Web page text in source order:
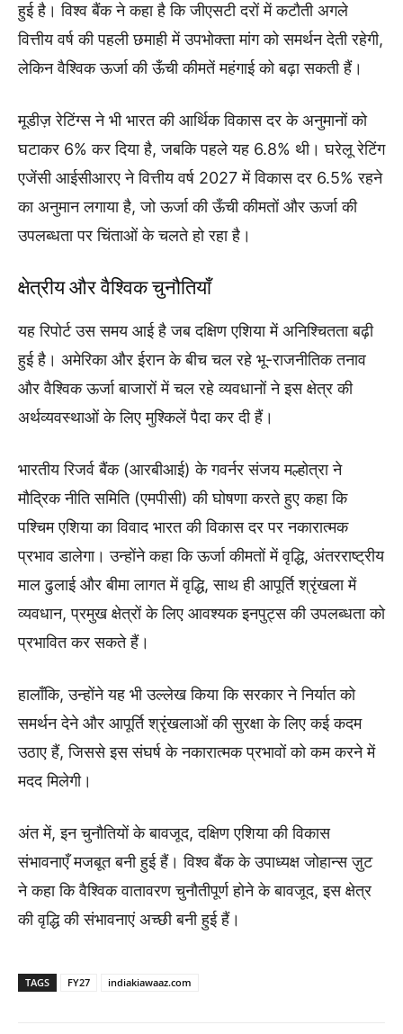
हुई है। विश्व बैंक ने कहा है कि जीएसटी दरों में कटौती अगले
वित्तीय वर्ष की पहली छमाही में उपभोक्ता मांग को समर्थन देती रहेगी,
लेकिन वैश्विक ऊर्जा की ऊँची कीमतें महंगाई को बढ़ा सकती हैं।
मूडीज़ रेटिंग्स ने भी भारत की आर्थिक विकास दर के अनुमानों को
घटाकर 6% कर दिया है, जबकि पहले यह 6.8% थी। घरेलू रेटिंग
एजेंसी आईसीआरए ने वित्तीय वर्ष 2027 में विकास दर 6.5% रहने
का अनुमान लगाया है, जो ऊर्जा की ऊँची कीमतों और ऊर्जा की
उपलब्धता पर चिंताओं के चलते हो रहा है।
क्षेत्रीय और वैश्विक चुनौतियाँ
यह रिपोर्ट उस समय आई है जब दक्षिण एशिया में अनिश्चितता बढ़ी
हुई है। अमेरिका और ईरान के बीच चल रहे भू-राजनीतिक तनाव
और वैश्विक ऊर्जा बाजारों में चल रहे व्यवधानों ने इस क्षेत्र की
अर्थव्यवस्थाओं के लिए मुश्किलें पैदा कर दी हैं।
भारतीय रिजर्व बैंक (आरबीआई) के गवर्नर संजय मल्होत्रा ने
मौद्रिक नीति समिति (एमपीसी) की घोषणा करते हुए कहा कि
पश्चिम एशिया का विवाद भारत की विकास दर पर नकारात्मक
प्रभाव डालेगा। उन्होंने कहा कि ऊर्जा कीमतों में वृद्धि, अंतरराष्ट्रीय
माल ढुलाई और बीमा लागत में वृद्धि, साथ ही आपूर्ति श्रृंखला में
व्यवधान, प्रमुख क्षेत्रों के लिए आवश्यक इनपुट्स की उपलब्धता को
प्रभावित कर सकते हैं।
हालाँकि, उन्होंने यह भी उल्लेख किया कि सरकार ने निर्यात को
समर्थन देने और आपूर्ति श्रृंखलाओं की सुरक्षा के लिए कई कदम
उठाए हैं, जिससे इस संघर्ष के नकारात्मक प्रभावों को कम करने में
मदद मिलेगी।
अंत में, इन चुनौतियों के बावजूद, दक्षिण एशिया की विकास
संभावनाएँ मजबूत बनी हुई हैं। विश्व बैंक के उपाध्यक्ष जोहान्स ज़ुट
ने कहा कि वैश्विक वातावरण चुनौतीपूर्ण होने के बावजूद, इस क्षेत्र
की वृद्धि की संभावनाएं अच्छी बनी हुई हैं।
TAGS FY27 indiakiawaaz.com